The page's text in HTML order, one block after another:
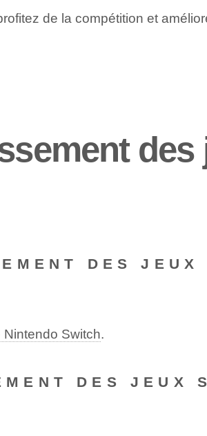
de la compétition et
des
DES JEUX
Nintendo Switch.
DES JEUX